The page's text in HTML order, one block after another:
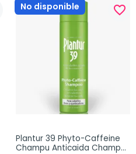
No disponible favorite_border
Plantur 39 Phyto-Caffeine
Champu Anticaida Champu